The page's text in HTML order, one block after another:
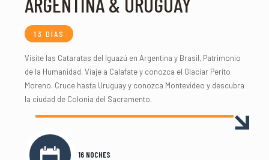
13 DÍAS
Visite las Cataratas del Iguazú en Argentina y Brasil, Patrimonio
de la Humanidad. Viaje a Calafate y conozca el Glaciar Perito
Moreno. Cruce hasta Uruguay y conozca Montevideo y descubra
la ciudad de Colonia del Sacramento.
16 NOCHES